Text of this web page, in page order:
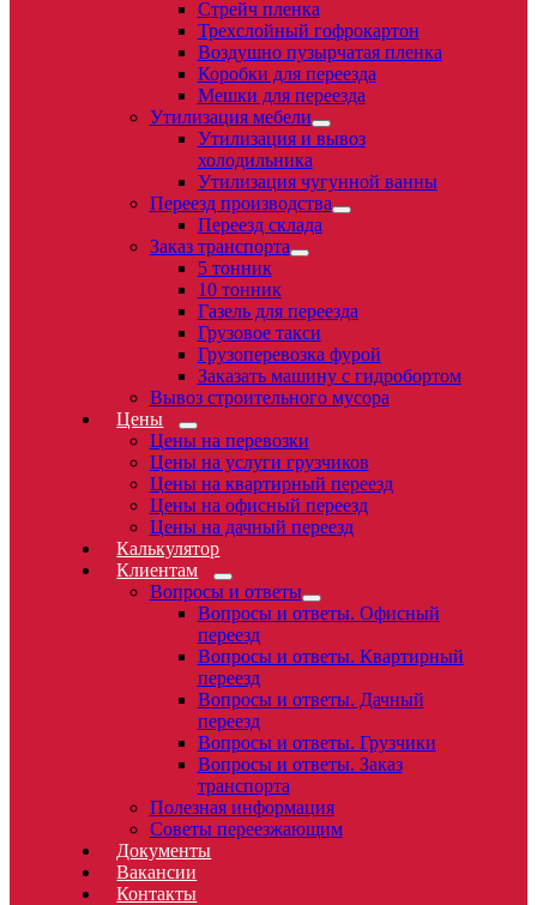
Стрейч пленка
Трехслойный гофрокартон
Воздушно пузырчатая пленка
Коробки для переезда
Мешки для переезда
Утилизация мебели
Утилизация и вывоз
холодильника
Утилизация чугунной ванны
Переезд производства
Переезд склада
Заказ транспорта
5 тонник
10 тонник
Газель для переезда
Грузовое такси
Грузоперевозка фурой
Заказать машину с гидробортом
Вывоз строительного мусора
Цены
Цены на перевозки
Цены на услуги грузчиков
Цены на квартирный переезд
Цены на офисный переезд
Цены на дачный переезд
Калькулятор
Клиентам
Вопросы и ответы
Вопросы и ответы. Офисный
переезд
Вопросы и ответы. Квартирный
переезд
Вопросы и ответы. Дачный
переезд
Вопросы и ответы. Грузчики
Вопросы и ответы. Заказ
транспорта
Полезная информация
Cоветы переезжающим
Документы
Вакансии
Контакты